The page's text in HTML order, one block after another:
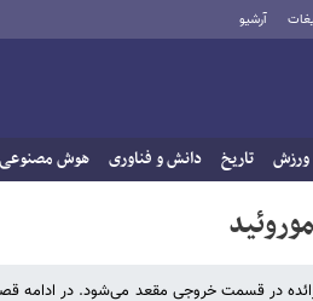
آرشیو
ورزش تاریخ دانش و فناوری هوش مصنوعی
در قسمت خروجی مقعد می‌شود. در ادامه قصد